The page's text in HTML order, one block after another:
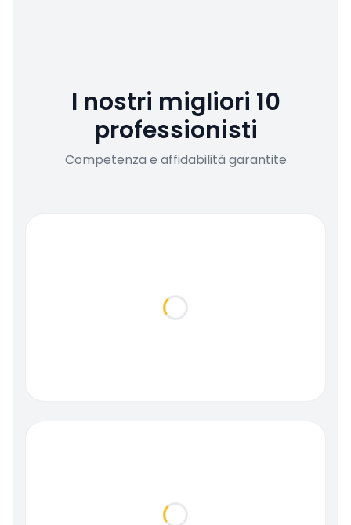
I nostri migliori 10
professionisti
Competenza e affidabilità garantite
Loading...